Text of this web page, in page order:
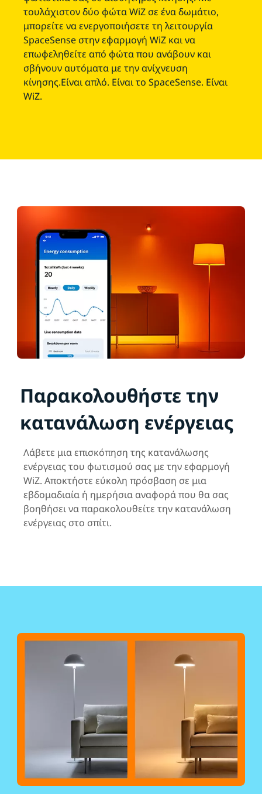
τουλάχιστον δύο φώτα WiZ σε ένα δωμάτιο,
μπορείτε να ενεργοποιήσετε τη λειτουργία
SpaceSense στην εφαρμογή WiZ και να
επωφεληθείτε από φώτα που ανάβουν και
σβήνουν αυτόματα με την ανίχνευση
κίνησης.Είναι απλό. Είναι το SpaceSense. Είναι
WiZ.
Παρακολουθήστε την
κατανάλωση ενέργειας
Λάβετε μια επισκόπηση της κατανάλωσης
ενέργειας του φωτισμού σας με την εφαρμογή
WiZ. Αποκτήστε εύκολη πρόσβαση σε μια
εβδομαδιαία ή ημερήσια αναφορά που θα σας
βοηθήσει να παρακολουθείτε την κατανάλωση
ενέργειας στο σπίτι.